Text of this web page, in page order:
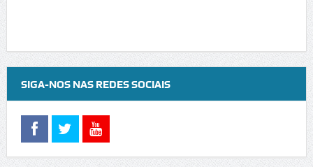
SIGA-NOS NAS REDES SOCIAIS